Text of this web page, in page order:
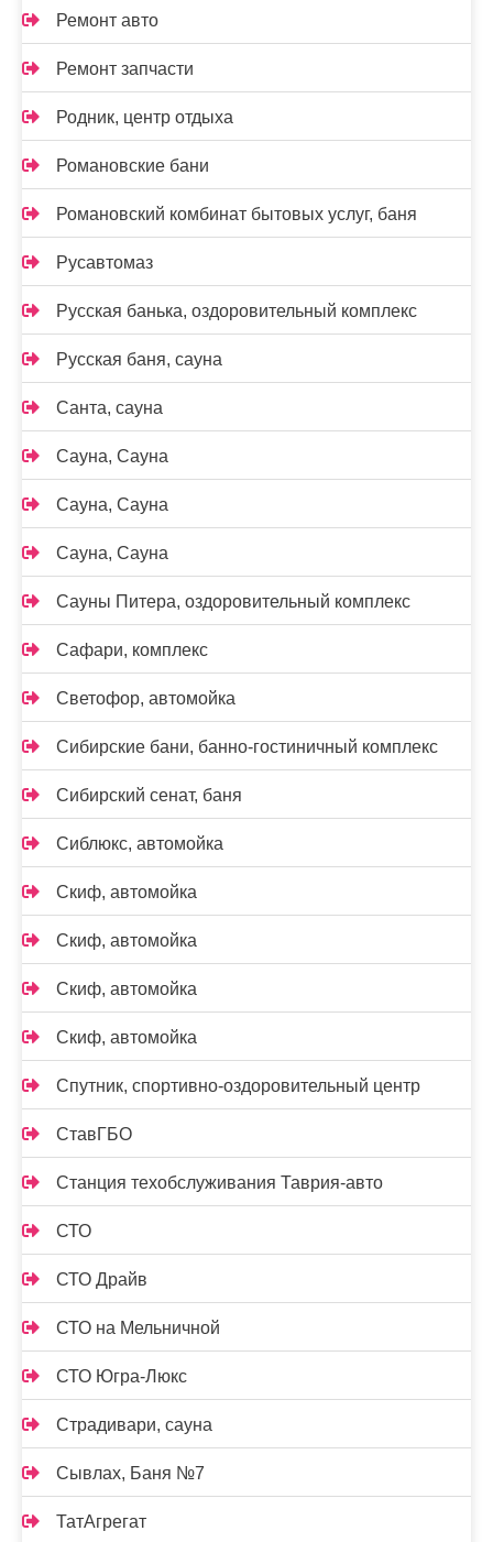
Ремонт авто
Ремонт запчасти
Родник, центр отдыха
Романовские бани
Романовский комбинат бытовых услуг, баня
Русавтомаз
Русская банька, оздоровительный комплекс
Русская баня, сауна
Санта, сауна
Сауна, Сауна
Сауна, Сауна
Сауна, Сауна
Сауны Питера, оздоровительный комплекс
Сафари, комплекс
Светофор, автомойка
Сибирские бани, банно-гостиничный комплекс
Сибирский сенат, баня
Сиблюкс, автомойка
Скиф, автомойка
Скиф, автомойка
Скиф, автомойка
Скиф, автомойка
Спутник, спортивно-оздоровительный центр
СтавГБО
Станция техобслуживания Таврия-авто
СТО
СТО Драйв
СТО на Мельничной
СТО Югра-Люкс
Страдивари, сауна
Сывлах, Баня №7
ТатАгрегат